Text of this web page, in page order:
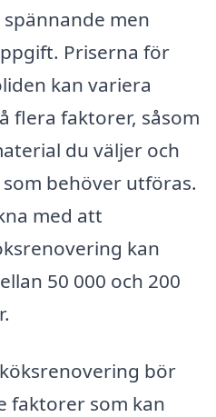
men
Priserna för
kan variera
flera faktorer, såsom
du väljer och
behöver utföras.
med att
kan
50 000 och 200
bör
faktorer som kan